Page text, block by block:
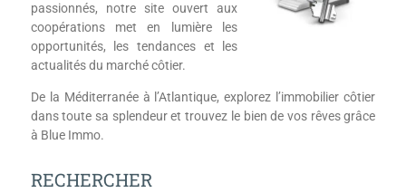
passionnés, notre site ouvert aux
coopérations met en lumière les
opportunités, les tendances et les
actualités du marché côtier.
De la Méditerranée à l’Atlantique, explorez l’immobilier côtier
dans toute sa splendeur et trouvez le bien de vos rêves grâce
à Blue Immo.
RECHERCHER